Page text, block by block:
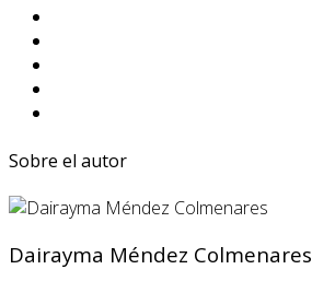
Sobre el autor
Dairayma Méndez Colmenares